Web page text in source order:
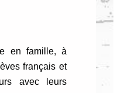
en famille, à
français et
avec leurs